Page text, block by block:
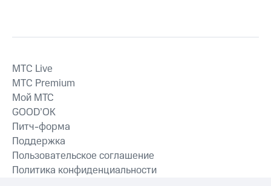
MTС Live
MTС Premium
Мой МТС
GOOD’OK
Питч-форма
Поддержка
Пользовательское соглашение
Политика конфиденциальности